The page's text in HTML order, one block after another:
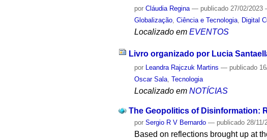
porCláudia Regina — publicado 27/02/2023
Globalização,Ciência e Tecnologia, Digital
Localizado em EVENTOS
Livro organizado por Lucia
por Leandra Rajczuk Martins — publicado
Oscar Sala,Tecnologia
Localizado em NOTÍCIAS
The Geopolitics of Disinformation:
porSergio R V Bernardo — publicado 28/
Based on reflections brought up at